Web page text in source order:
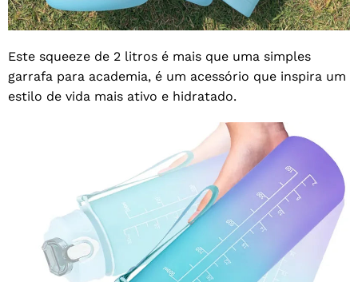
Este squeeze de 2 litros é mais que uma simples
garrafa para academia, é um acessório que inspira um
estilo de vida mais ativo e hidratado.